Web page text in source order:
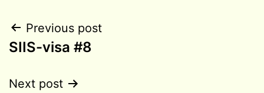
Post
navigation
Previous post
SIIS-visa #8
Next post